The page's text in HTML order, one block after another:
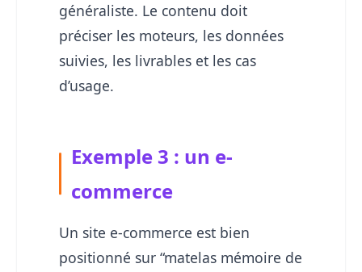
généraliste. Le contenu doit
préciser les moteurs, les données
suivies, les livrables et les cas
d’usage.
Exemple 3 : un e-
commerce
Un site e-commerce est bien
positionné sur “matelas mémoire de